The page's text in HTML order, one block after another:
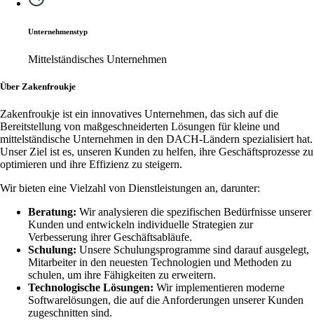
Unternehmenstyp
Mittelständisches Unternehmen
Über Zakenfroukje
Zakenfroukje ist ein innovatives Unternehmen, das sich auf die
Bereitstellung von maßgeschneiderten Lösungen für kleine und
mittelständische Unternehmen in den DACH-Ländern spezialisiert hat.
Unser Ziel ist es, unseren Kunden zu helfen, ihre Geschäftsprozesse zu
optimieren und ihre Effizienz zu steigern.
Wir bieten eine Vielzahl von Dienstleistungen an, darunter:
Beratung: Wir analysieren die spezifischen Bedürfnisse unserer
Kunden und entwickeln individuelle Strategien zur
Verbesserung ihrer Geschäftsabläufe.
Schulung: Unsere Schulungsprogramme sind darauf ausgelegt,
Mitarbeiter in den neuesten Technologien und Methoden zu
schulen, um ihre Fähigkeiten zu erweitern.
Technologische Lösungen: Wir implementieren moderne
Softwarelösungen, die auf die Anforderungen unserer Kunden
zugeschnitten sind.